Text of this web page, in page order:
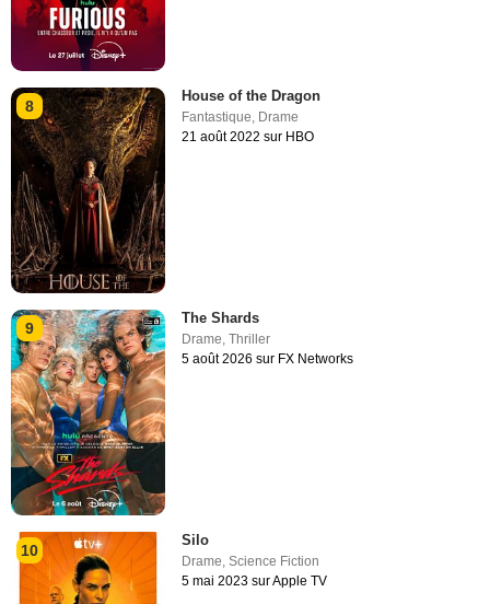
8
House of the Dragon
Fantastique Drame
21 août 2022 sur HBO
9
The Shards
Drame,Thriller
5 août 2026 sur FX Networks
10
Silo
Drame,Science Fiction
5 mai 2023 sur Apple TV